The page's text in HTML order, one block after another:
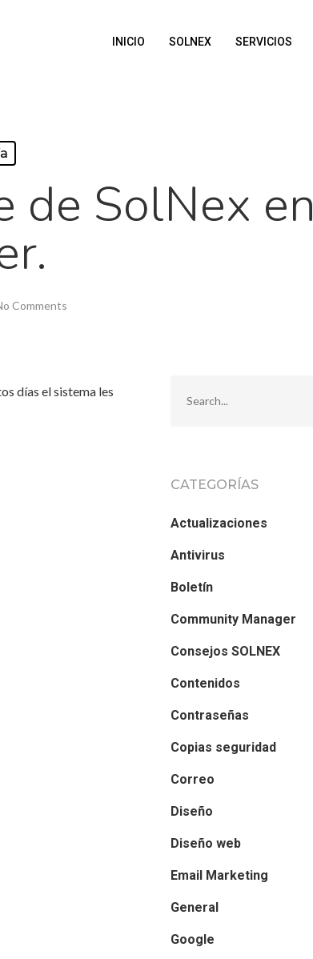
INICIO SOLNEX SERVICIOS
de SolNex en
Comments
días el sistema les
CATEGORÍAS
Actualizaciones
Antivirus
Boletín
Community Manager
Consejos SOLNEX
Contenidos
Contraseñas
Copias seguridad
Correo
Diseño
Diseño web
Email Marketing
General
Google